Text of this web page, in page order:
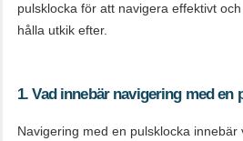
pulsklocka för att navigera effektivt
hålla utkik efter.
1. Vad innebär navigering med en
Navigering med en pulsklocka innebär